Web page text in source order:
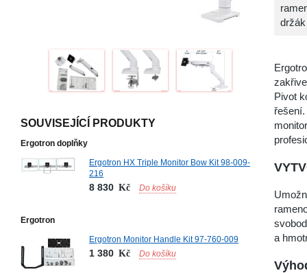
SOUVISEJÍCÍ PRODUKTY
Ergotron doplňky
Ergotron HX Triple Monitor Bow Kit 98-009-
216
8 830 Kč Do košíku
Ergotron
Ergotron Monitor Handle Kit 97-760-009
1 380 Kč Do košíku
Pivot
řešení.
a